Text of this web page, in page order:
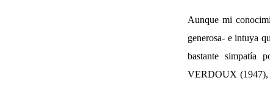
Aunque mi
generosa- e intuya
bastante simpatía
VERDOUX (1947),